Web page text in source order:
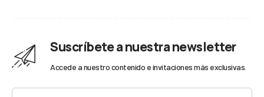
Suscríbete a nuestra newsletter
Accede a nuestro contenido e invitaciones más exclusivas.